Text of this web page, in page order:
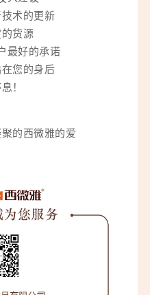
术的更新
货源
最好的承诺
您的身后
！
的西微雅的爱